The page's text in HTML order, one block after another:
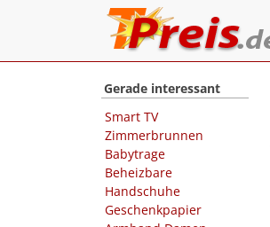
Gerade interessant
Smart TV
Zimmerbrunnen
Babytrage
Beheizbare
Handschuhe
Geschenkpapier